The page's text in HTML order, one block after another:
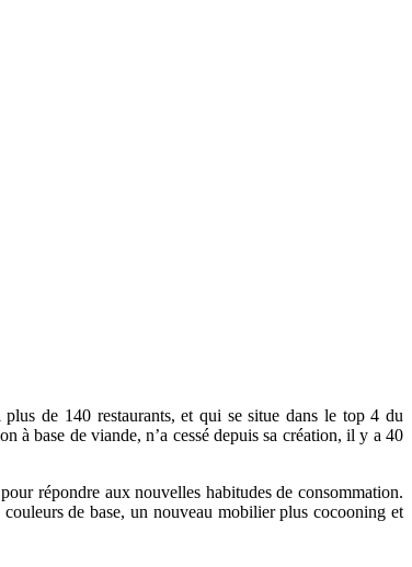
de 140 restaurants, et qui se situe dans le top 4 du
à base de viande, n’a cessé depuis sa création, il y a 40
répondre aux nouvelles habitudes de consommation.
de base, un nouveau mobilier plus cocooning et